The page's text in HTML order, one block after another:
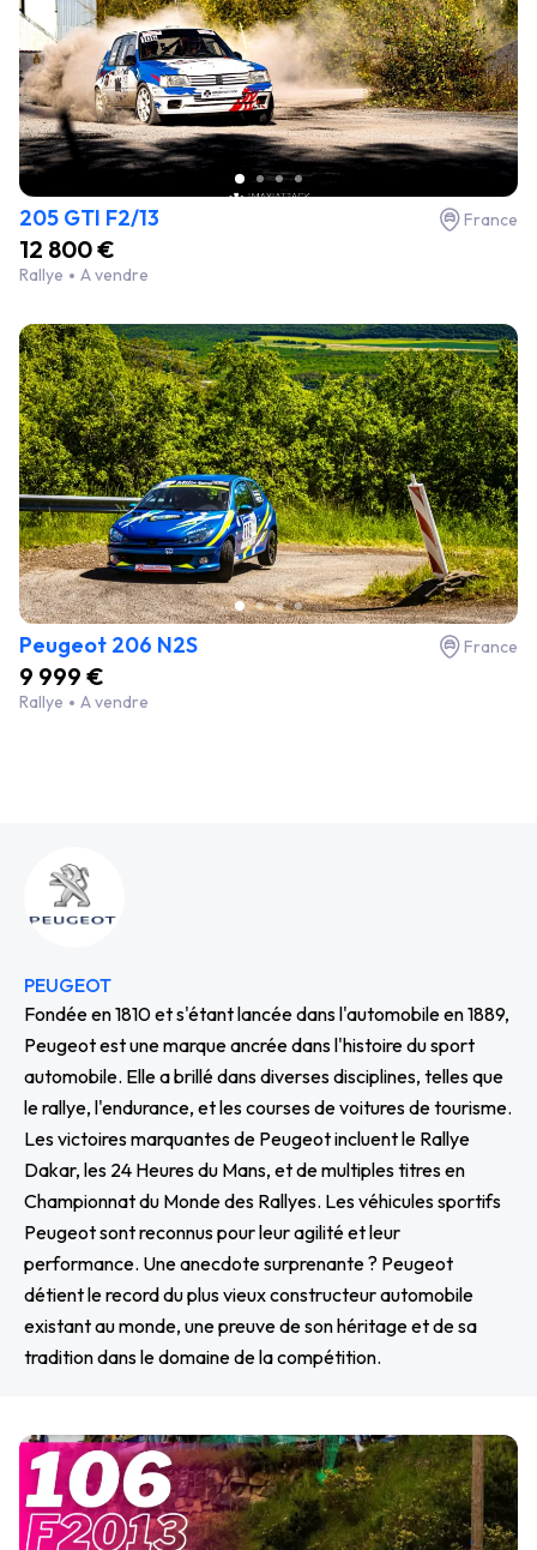
205 GTI F2/13 France
12 800 €
Rallye A vendre
Peugeot 206 N2S France
9 999 €
Rallye A vendre
PEUGEOT
Fondée en 1810 et s'étant lancée dans l'automobile en 1889,
Peugeot est une marque ancrée dans l'histoire du sport
automobile. Elle a brillé dans diverses disciplines, telles que
le rallye, l'endurance, et les courses de voitures de tourisme.
Les victoires marquantes de Peugeot incluent le Rallye
Dakar, les 24 Heures du Mans, et de multiples titres en
Championnat du Monde des Rallyes. Les véhicules sportifs
Peugeot sont reconnus pour leur agilité et leur
performance. Une anecdote surprenante ? Peugeot
détient le record du plus vieux constructeur automobile
existant au monde, une preuve de son héritage et de sa
tradition dans le domaine de la compétition.